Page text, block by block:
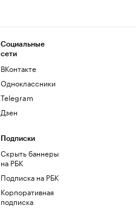
Социальные
сети
ВКонтакте
Одноклассники
Telegram
Дзен
Подписки
Скрыть баннеры
на РБК
Подписка на РБК
Корпоративная
подписка